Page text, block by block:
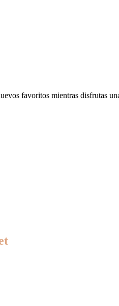
favoritos mientras disfrutas